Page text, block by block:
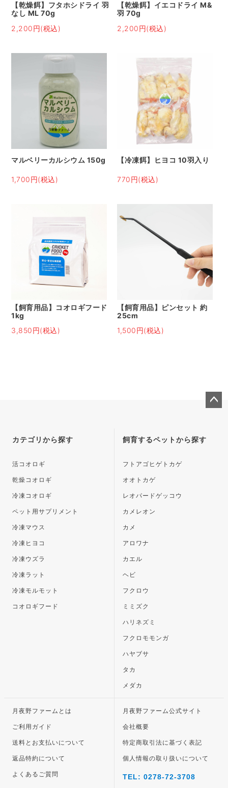
【乾燥餌】フタホシドライ 羽
なし ML 70g
2,200円(税込)
【乾燥餌】イエコドライ M&
羽 70g
2,200円(税込)
マルベリーカルシウム 150g
1,700円(税込)
【冷凍餌】ヒヨコ 10羽入り
770円(税込)
【飼育用品】コオロギフード
1kg
3,850円(税込)
【飼育用品】ピンセット 約
25cm
1,500円(税込)
カテゴリから探す
活コオロギ
乾燥コオロギ
冷凍コオロギ
ペット用サプリメント
冷凍マウス
冷凍ヒヨコ
冷凍ウズラ
冷凍ラット
冷凍モルモット
コオロギフード
飼育するペットから探す
フトアゴヒゲトカゲ
オオトカゲ
レオパードゲッコウ
カメレオン
カメ
アロワナ
カエル
ヘビ
フクロウ
ミミズク
ハリネズミ
フクロモモンガ
ハヤブサ
タカ
メダカ
月夜野ファームとは
ご利用ガイド
送料とお支払いについて
返品特約について
よくあるご質問
月夜野ファーム公式サイト
会社概要
特定商取引法に基づく表記
個人情報の取り扱いについて
TEL: 0278-72-3708